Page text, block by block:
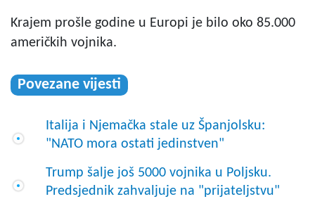
Krajem prošle godine u Europi je bilo oko 85.000
američkih vojnika.
Povezane vijesti
Italija i Njemačka stale uz Španjolsku:
"NATO mora ostati jedinstven"
Trump šalje još 5000 vojnika u Poljsku.
Predsjednik zahvaljuje na "prijateljstvu"